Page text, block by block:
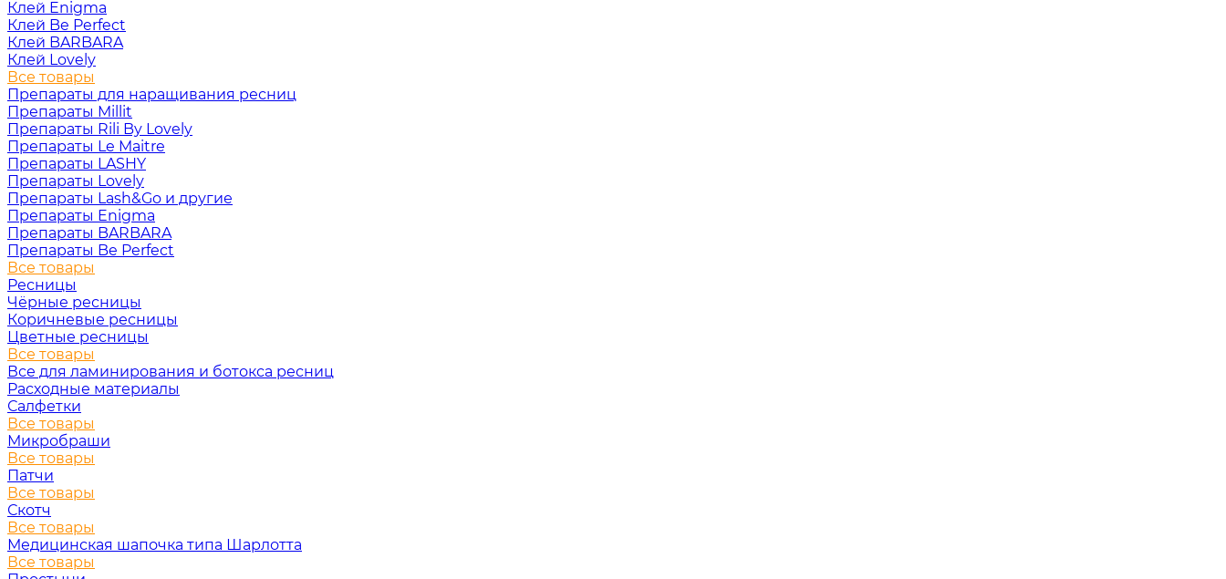
Клей Enigma
Клей Be Perfect
Клей BARBARA
Клей Lovely
Все товары
Препараты для наращивания ресниц
Препараты Millit
Препараты Rili By Lovely
Препараты Le Maitre
Препараты LASHY
Препараты Lovely
Препараты Lash&Go и другие
Препараты Enigma
Препараты BARBARA
Препараты Be Perfect
Все товары
Ресницы
Чёрные ресницы
Коричневые ресницы
Цветные ресницы
Все товары
Все для ламинирования и ботокса ресниц
Расходные материалы
Салфетки
Все товары
Микробраши
Все товары
Патчи
Все товары
Скотч
Все товары
Медицинская шапочка типа Шарлотта
Все товары